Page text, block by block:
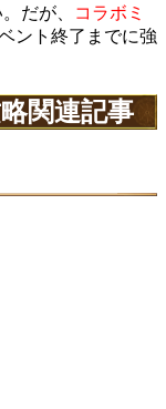
だが、
コラボミ
ント終了までに強
関連記事